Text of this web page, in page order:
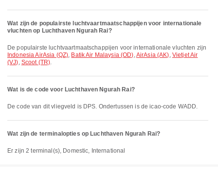
Wat zijn de populairste luchtvaartmaatschappijen voor internationale
vluchten op Luchthaven Ngurah Rai?
De populairste luchtvaartmaatschappijen voor internationale vluchten zijn
Indonesia AirAsia (QZ), Batik Air Malaysia (OD),AirAsia (AK), Vietjet Air
(VJ), Scoot (TR).
Wat is de code voor Luchthaven Ngurah Rai?
De code van dit vliegveld is DPS. Ondertussen is de icao-code WADD.
Wat zijn de terminalopties op Luchthaven Ngurah Rai?
Er zijn 2 terminal(s), Domestic, International